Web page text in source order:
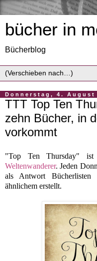
bücher in
Bücherblog
Donnerstag, 4. August
TTT Top Ten
zehn Bücher, in
vorkommt
"Top Ten Thursday" ist
Weltenwanderer. Jeden
als Antwort
ähnlichem erstellt.